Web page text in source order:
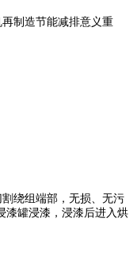
制造节能减排意义重
绕组端部，无损、无污
漆罐浸漆，浸漆后进入烘